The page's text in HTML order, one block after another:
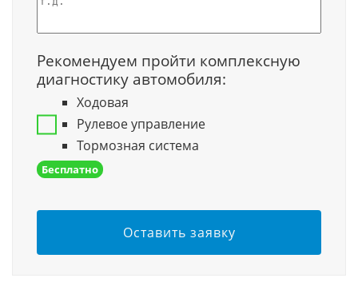
Рекомендуем пройти комплексную
диагностику автомобиля:
Ходовая
Рулевое управление
Тормозная система
Бесплатно
Оставить заявку